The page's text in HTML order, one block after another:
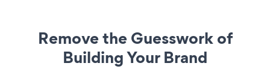
Remove the Guesswork of
Building Your Brand